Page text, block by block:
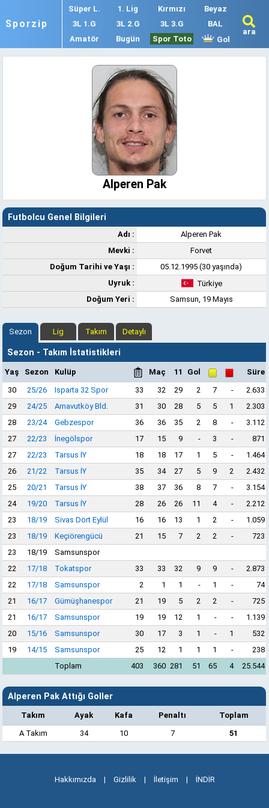
Sporzip
Süper L. 1. Lig Kırmızı
Beyaz
3L 1.G
3L 2.G 3L 3.G
BAL
Amatör
Bugün Spor Toto Gol
ara
Alperen Pak
Futbolcu Genel Bilgileri
Adı :
Alperen Pak
Mevki :
Forvet
Doğum Tarihi ve Yaşı :
05.12.1995 (30 yaşında)
Uyruk :
Türkiye
Doğum Yeri :
Samsun, 19 Mayıs
Sezon Lig Takım Detaylı
Sezon - Takım İstatistikleri
Yaş Sezon Kulüp Maç 11 Gol
Süre
30
25/26 Isparta 32 Spor 33 32 29 2 7 -
2.633
29
24/25 Arnavutköy Bld. 31 30 28 5 5 1
2.303
28
23/24 Gebzespor 36 36 35 2 8 -
3.112
27
22/23 İnegölspor 17 15 9 - 3 -
871
27
22/23 Tarsus İY 18 18 17 1 5 -
1.464
26
21/22 Tarsus İY 35 34 27 5 9 2
2.432
25
20/21 Tarsus İY 38 37 36 8 7 -
3.154
24
19/20 Tarsus İY 28 26 26 11 4 -
2.212
23
18/19 Sivas Dört Eylül 16 16 13 1 2 -
1.059
23
18/19 Keçiörengücü 21 15 7 2 2 -
723
23
18/19
Samsunspor
22
17/18 Tokatspor 33 33 32 9 9 -
2.873
22
17/18 Samsunspor 2 1 1 - 1 -
74
21
16/17 Gümüşhanespor 21 19 5 2 2 -
725
21
16/17 Samsunspor 19 19 12 1 - -
1.139
20
15/16 Samsunspor 30 17 3 1 - 1
532
19
14/15 Samsunspor 25 12 1 1 1 -
238
Toplam
403 360 281 51 65 4 25.544
Alperen Pak Attığı Goller
Takım Ayak Kafa Penaltı
Toplam
A Takım
34 10 7 51
Hakkımızda | Gizlilik | İletişim | İNDİR